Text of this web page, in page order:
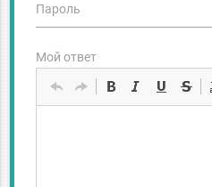
Пароль
Мой ответ